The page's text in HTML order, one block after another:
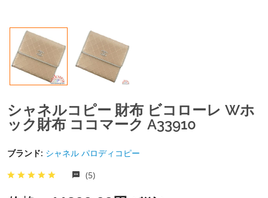
シャネルコピー 財布 ビコローレ Wホ
ック財布 ココマーク A33910
ブランド: シャネル パロディコピー
(5)